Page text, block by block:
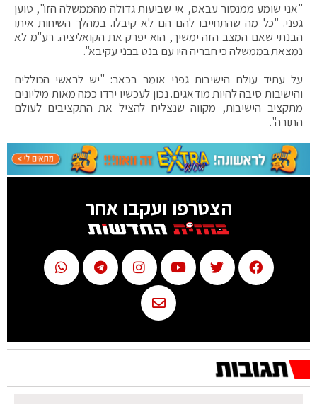
"אני שומע ממנסור עבאס, אי שביעות גדולה מהממשלה הזו", טוען
גפני. "כל מה שהתחייבו להם הם לא קיבלו. במהלך השיחות איתו
הבנתי שאם המצב הזה ימשיך, הוא יפרק את הקואליציה. רע"מ לא
נמצאת בממשלה כי חבריה היו עם בנט בבני עקיבא".
על עתיד עולם הישיבות גפני אומר בכאב: "יש לראשי הכוללים
והישיבות סיבה להיות מודאגים. נכון לעכשיו ירדו כמה מאות מיליונים
מתקציב הישיבות, מקווה שנצליח להציל את התקציבים לעולם
התורה".
הצטרפו ועקבו אחר